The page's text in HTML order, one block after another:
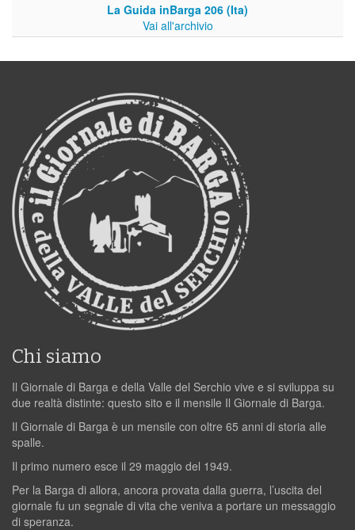
La Guida inBarga 206 (Ita)
Vai all'archivio
Chi siamo
Il Giornale di Barga e della Valle del Serchio vive e si sviluppa su
due realtà distinte: questo sito e il mensile Il Giornale di Barga.
Il Giornale di Barga è un mensile con oltre 65 anni di storia alle
spalle.
Il primo numero esce il 29 maggio del 1949.
Per la Barga di allora, ancora provata dalla guerra, l’uscita del
giornale fu un segnale di vita che veniva a portare un messaggio
di speranza.